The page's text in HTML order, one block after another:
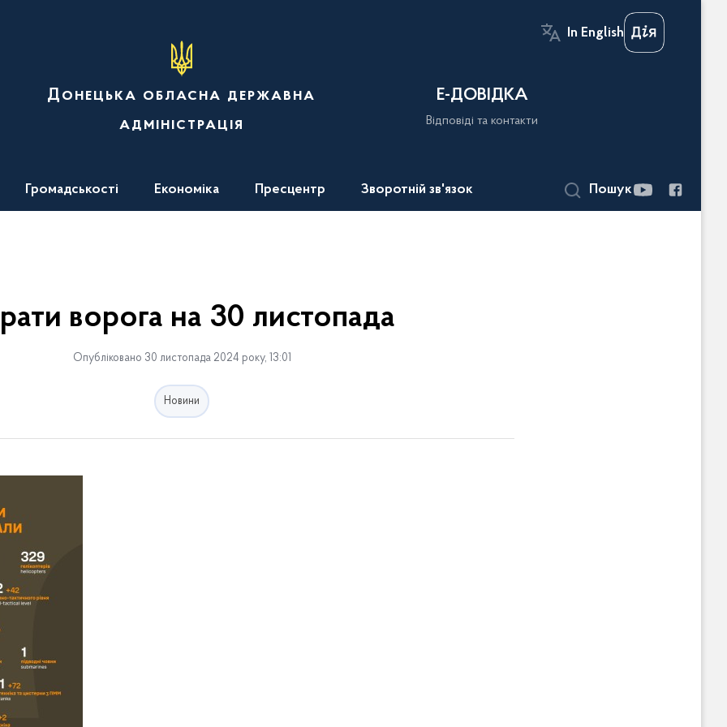
In English
Донецька обласна державна
адміністрація
Е-ДОВІДКА
Відповіді та контакти
Громадськості Економіка Пресцентр Зворотній зв'язок Пошук
ворога на 30 листопада
Опубліковано 30 листопада 2024 року, 13:01
Новини